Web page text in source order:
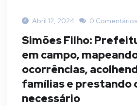
Abril 12, 2024 0 Comentários
Simões Filho:
em campo,
ocorrências,
famílias e prestando
necessário